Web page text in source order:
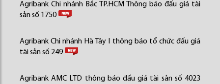
Agribank Chi nhánh Bắc TP.HCM Thông báo đấu giá tài
sản số 1750
Agribank Chi nhánh Hà Tây I thông báo tổ chức đấu giá
tài sản số 249
Agribank AMC LTD thông báo đấu giá tài sản số 4023